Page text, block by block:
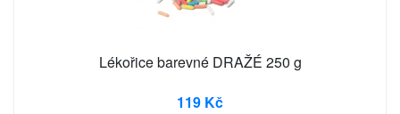
Lékořice barevné DRAŽÉ 250 g
119 Kč